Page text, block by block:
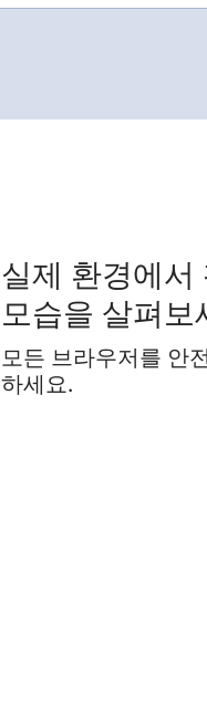
실제 환경에서
모습을 살펴보
모든 브라우저를 안
하세요.